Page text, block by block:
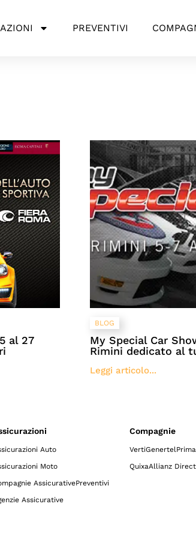
PREVENTIVI
al 27
BLOG
My Special Car
Rimini dedicato al
Leggi articolo...
Auto
Moto
AssicurativePreventivi
Assicurative
Compagnie
VertiGenertelPrima
QuixaAllianz Direct